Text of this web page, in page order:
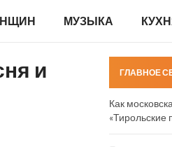
МУЗЫКА
и
ГЛАВНОЕ
Как
«Тирольские